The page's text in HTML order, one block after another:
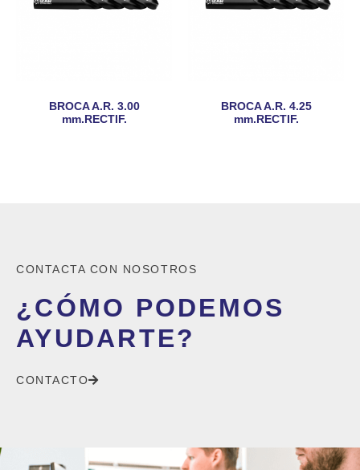
BROCA A.R. 3.00
mm.RECTIF.
BROCA A.R. 4.25
mm.RECTIF.
CONTACTA CON NOSOTROS
¿CÓMO PODEMOS
AYUDARTE?
CONTACTO